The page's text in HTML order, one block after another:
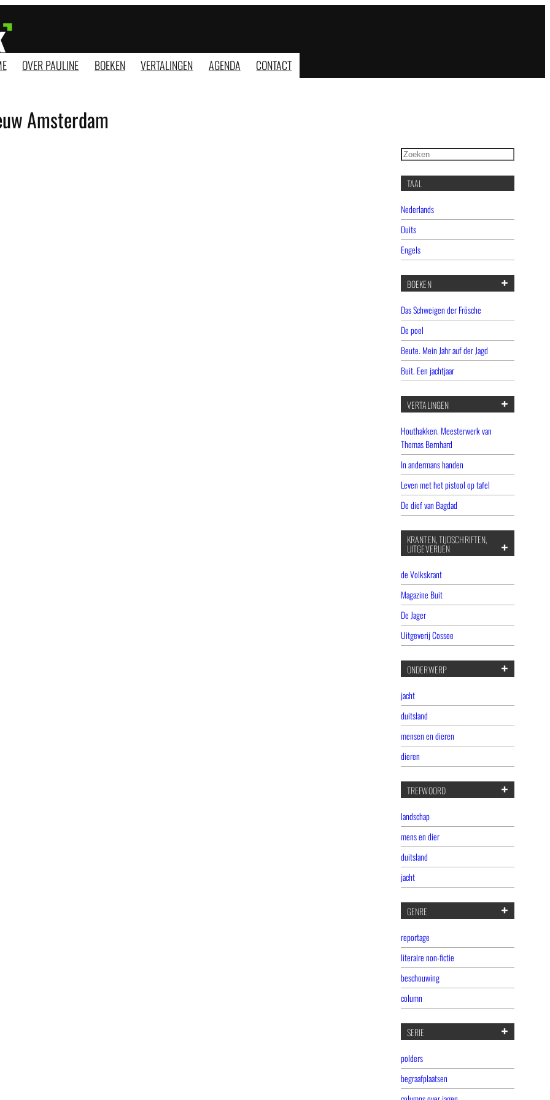
OVER PAULINE BOEKEN VERTALINGEN AGENDA CONTACT
Amsterdam
Zoeken
TAAL
Nederlands
Duits
Engels
BOEKEN
Das Schweigen der Frösche
De poel
Beute. Mein Jahr auf der Jagd
Buit. Een jachtjaar
VERTALINGEN
Houthakken. Meesterwerk van
Thomas Bernhard
In andermans handen
Leven met het pistool op tafel
De dief van Bagdad
KRANTEN, TIJDSCHRIFTEN,
UITGEVERIJEN
de Volkskrant
Magazine Buit
De Jager
Uitgeverij Cossee
ONDERWERP
jacht
duitsland
mensen en dieren
dieren
TREFWOORD
landschap
mens en dier
duitsland
jacht
GENRE
reportage
literaire non-fictie
beschouwing
column
SERIE
polders
begraafplaatsen